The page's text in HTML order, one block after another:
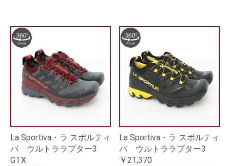
La Sportiva・ラ スポルティ
バ ウルトララプター3
GTX
La Sportiva・ラ スポルティ
バ ウルトララプター3
￥21,370